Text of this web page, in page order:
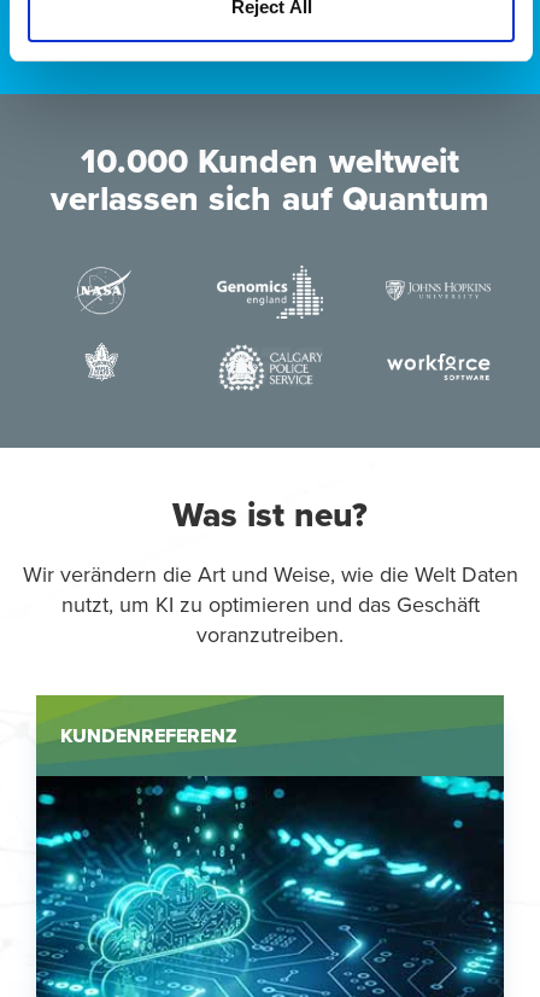
Reject All
10.000 Kunden weltweit
verlassen sich auf Quantum
Was ist neu?
Wir verändern die Art und Weise, wie die Welt Daten
nutzt, um KI zu optimieren und das Geschäft
voranzutreiben.
KUNDENREFERENZ